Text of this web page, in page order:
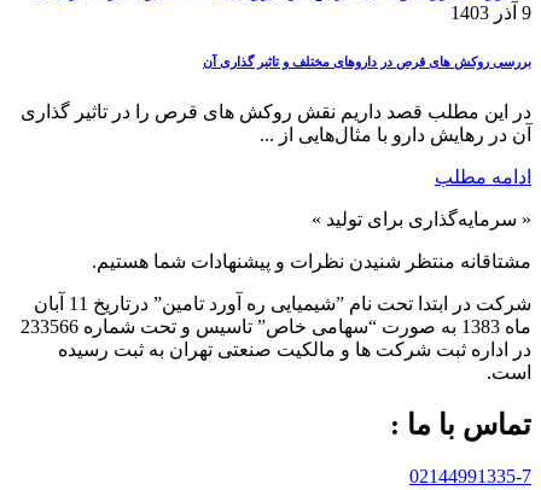
9 آذر 1403
بررسی روکش های قرص در داروهای مختلف و تاثیر گذاری آن
در این مطلب قصد داریم نقش روکش های قرص را در تاثیر گذاری
آن در رهایش دارو با مثال‌هایی از ...
ادامه مطلب
« سرمایه‌گذاری برای تولید »
مشتاقانه منتظر شنیدن نظرات و پیشنهادات شما هستیم.
شرکت در ابتدا تحت نام ”شیمیایی ره آورد تامين” درتاريخ 11 آبان
ماه 1383 به صورت “سهامی خاص” تاسيس و تحت شماره 233566
در اداره ثبت شرکت ها و مالکيت صنعتی تهران به ثبت رسيده
است.
تماس با ما :
02144991335-7